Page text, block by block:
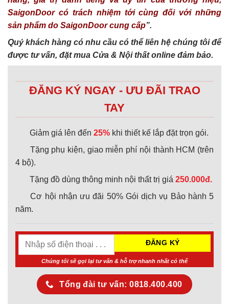
SaigonDoor có trách nhiệm tới cùng đối với những
sản phẩm do SaigonDoor cung cấp”.
Quý khách hàng có nhu cầu có thể liên hệ chúng tôi để
được tư vấn, đặt mua Cửa & Nội thất online đảm bảo.
ĐĂNG KÝ NGAY - ƯU ĐÃI TRAO
TAY
Giảm giá lên đến 25% khi thiết kế lắp đặt trọn gói.
Tặng phụ kiện, giao miễn phí nội thành HCM (trên
4 bộ).
Tặng đồ dùng thông minh nội thất trị giá 250.000đ.
Cơ hội nhận ưu đãi 50% Gói dịch vụ Bảo hành 5
năm.
Chúng tôi sẽ gọi lại tư vấn & hỗ trợ nhanh nhất có thể
Tổng đài tư vấn: 0818.400.400